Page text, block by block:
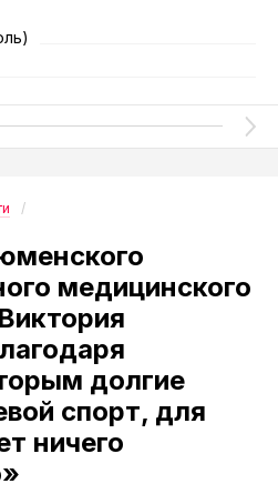
медицинского
долгие
спорт, для
ничего